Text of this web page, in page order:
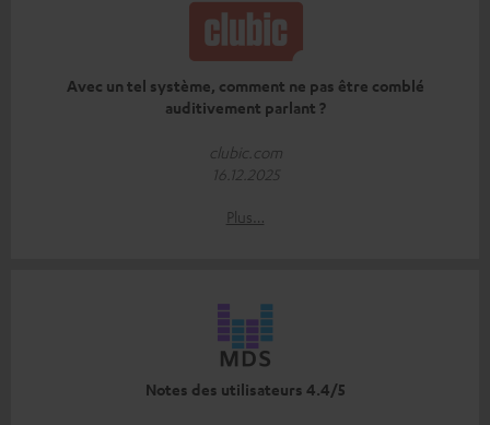
Avec un tel système, comment ne pas être comblé
auditivement parlant ?
clubic.com
16.12.2025
Plus…
Notes des utilisateurs 4.4/5